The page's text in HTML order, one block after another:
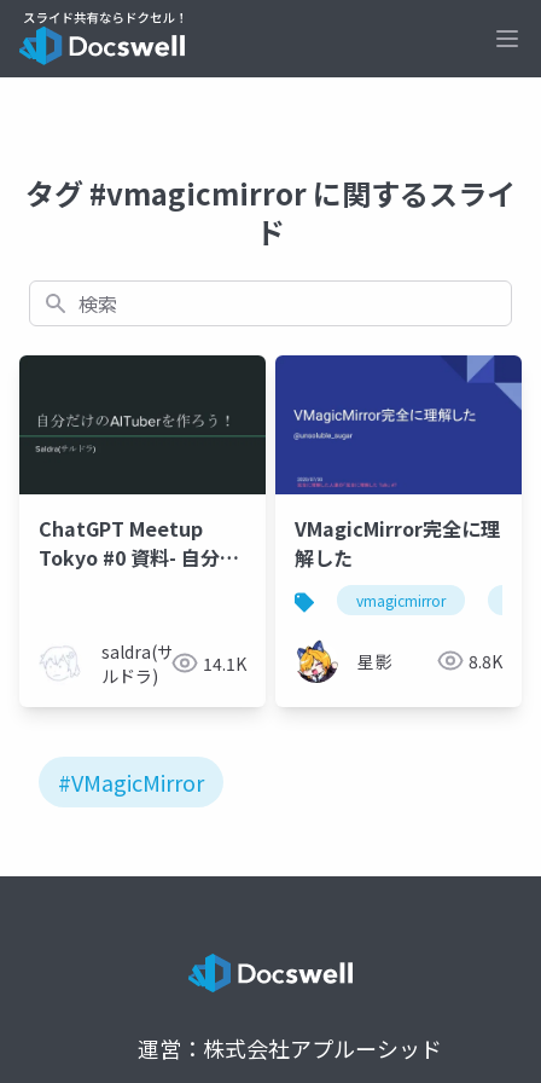
タグ #vmagicmirror に関するスライ
ド
検索
ChatGPT Meetup
Tokyo #0 資料- 自分だ
saldra(サ
ルドラ)
14.1K
VMagicMirror完全に理
解した
vmagicmirror
星影 8.8K
#VMagicMirror
運営：株式会社アプルーシッド